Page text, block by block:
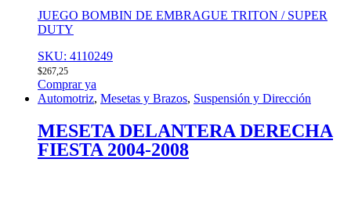
JUEGO BOMBIN DE EMBRAGUE TRITON / SUPER
DUTY
SKU: 4110249
$267,25
Comprar ya
Automotriz, Mesetas y Brazos, Suspensión y Dirección
MESETA DELANTERA DERECHA
FIESTA 2004-2008